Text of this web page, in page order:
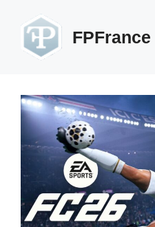
springen
FPFrance